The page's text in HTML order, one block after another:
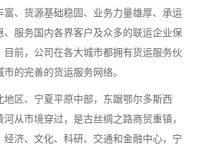
富、货源基础稳固、业务力量雄厚、承运
、服务国内各界客户及众多的联运企业保
目前，公司在各大城市都拥有货运服务伙
的完善的货运服务网络。
地区、宁夏平原中部，东踞鄂尔多斯西
从市境穿过，是古丝绸之路商贸重镇，
经济、文化、科研、交通和金融中心，宁